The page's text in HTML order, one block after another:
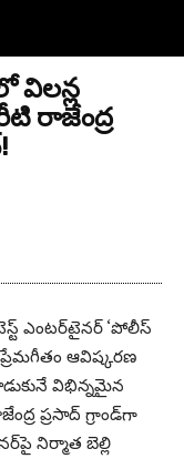
విలన్ల
రాజేంద్ర
ఎంటర్‌టైనర్ ‘పోలీస్
ఆవిష్కరణ
విభిన్నమైన
ప్రసాద్ గ్రాండ్‌గా
నిర్మాత బెల్లి